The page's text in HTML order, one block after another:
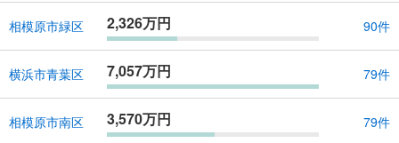
相模原市緑区 2,326万円 90件
横浜市青葉区 7,057万円 79件
相模原市南区 3,570万円 79件